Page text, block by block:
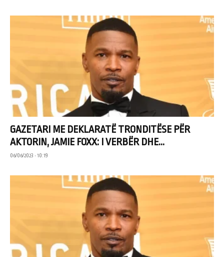
GAZETARI ME DEKLARATË TRONDITËSE PËR
AKTORIN, JAMIE FOXX: I VERBËR DHE...
06/06/2023 • 10:19